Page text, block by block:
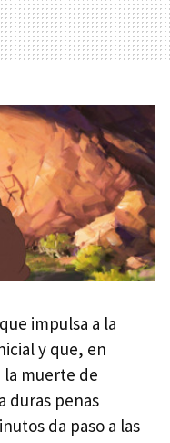
impulsa a la
y que, en
la muerte de
duras penas
da paso a las